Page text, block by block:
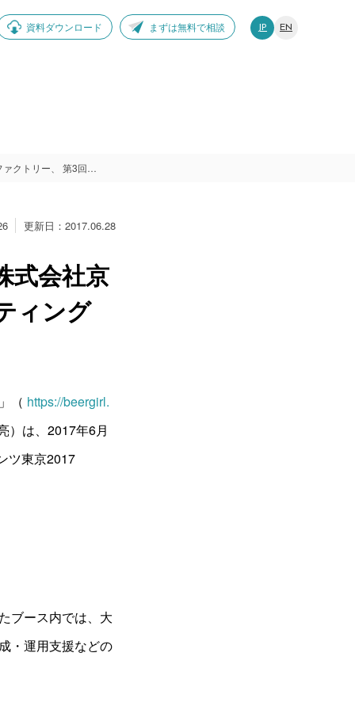
資料ダウンロード まずは無料で相談 JP EN
ウェブマガジン「ビール女子」を運営する株式会社京橋ファクトリー、 第3回 コンテンツマーケティングEXPOに “居酒屋風” ブースを出展
更新日：2017.06.28
式会社京
ィング
（ https://beergirl.
）は、2017年6月
ツ東京2017
ブース内では、大
・運用支援などの